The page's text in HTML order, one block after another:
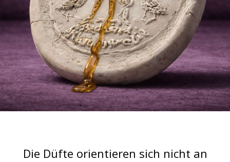
Die Düfte orientieren sich nicht an